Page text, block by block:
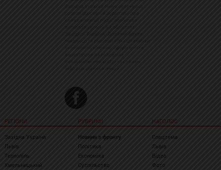
РЕГІОНИ
Західна Україна
Львів
Тернопіль
Хмельницький
РУБРИКИ
Новини з фронту
Політика
Економіка
Суспільство
НАГОЛОС
Спецтема
Львів
Відео
Фото